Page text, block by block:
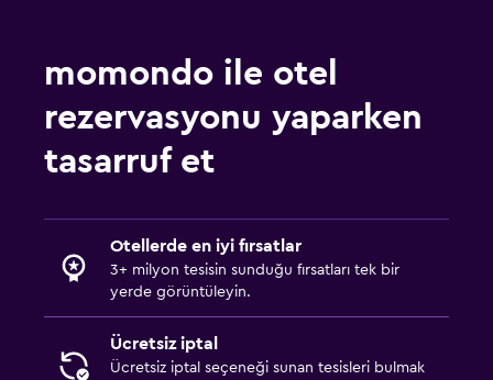
momondo ile otel
rezervasyonu yaparken
tasarruf et
Otellerde en iyi fırsatlar
3+ milyon tesisin sunduğu fırsatları tek bir
yerde görüntüleyin.
Ücretsiz iptal
Ücretsiz iptal seçeneği sunan tesisleri bulmak